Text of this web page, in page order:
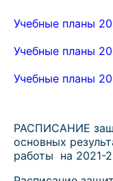
Учебные планы
Учебные планы
Учебные планы
РАСПИСАНИЕ
основных
работы на 2021-